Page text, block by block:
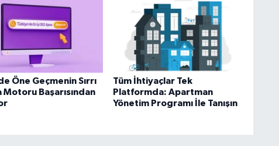
Öne Geçmenin Sırrı
Motoru Başarısından
Tüm İhtiyaçlar Tek
Platformda: Apartman
Yönetim Programı İle Tanışın